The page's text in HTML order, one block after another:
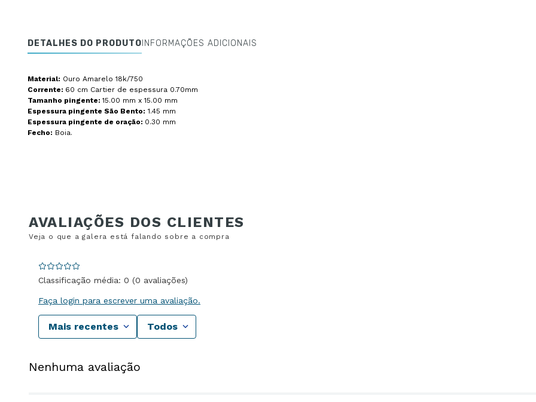
DETALHES DO PRODUTO INFORMAÇÕES ADICIONAIS
Material: Ouro Amarelo 18k/750
Corrente: 60 cm Cartier de espessura 0.70mm
Tamanho pingente:15.00 mm x 15.00 mm
Espessura pingente São Bento: 1.45 mm
Espessura pingente de oração: 0.30 mm
Fecho: Boia.
Classificação média: 0 (0 avaliações)
Faça login para escrever uma avaliação.
Mais recentes Todos
Nenhuma avaliação